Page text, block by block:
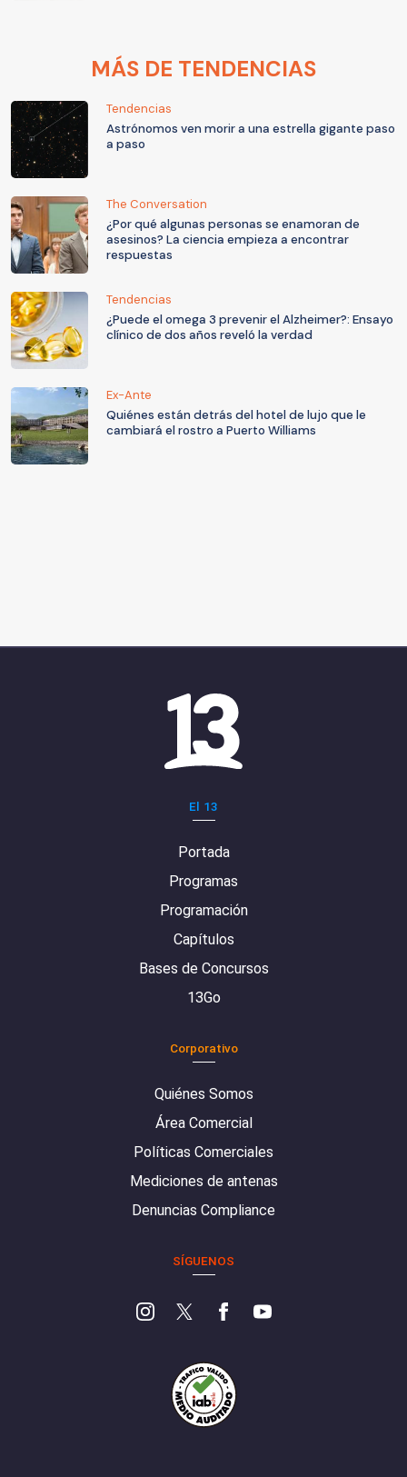
MÁS DE TENDENCIAS
Tendencias
Astrónomos ven morir a una estrella gigante paso
a paso
The Conversation
¿Por qué algunas personas se enamoran de
asesinos? La ciencia empieza a encontrar
respuestas
Tendencias
¿Puede el omega 3 prevenir el Alzheimer?: Ensayo
clínico de dos años reveló la verdad
Ex-Ante
Quiénes están detrás del hotel de lujo que le
cambiará el rostro a Puerto Williams
El 13
Portada
Programas
Programación
Capítulos
Bases de Concursos
13Go
Corporativo
Quiénes Somos
Área Comercial
Políticas Comerciales
Mediciones de antenas
Denuncias Compliance
SÍGUENOS